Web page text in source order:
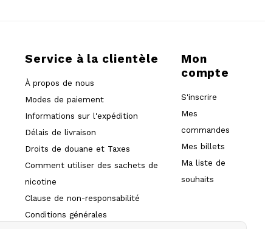
Service à la clientèle
À propos de nous
Modes de paiement
Informations sur l'expédition
Délais de livraison
Droits de douane et Taxes
Comment utiliser des sachets de
nicotine
Clause de non-responsabilité
Conditions générales
Mon
compte
S'inscrire
Mes
commandes
Mes billets
Ma liste de
souhaits